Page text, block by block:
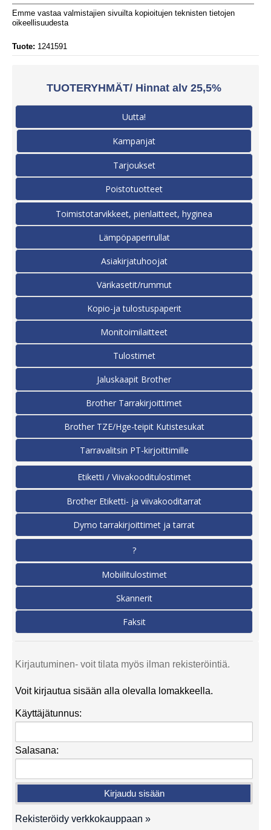
Emme vastaa valmistajien sivuilta kopioitujen teknisten tietojen
oikeellisuudesta
Tuote: 1241591
TUOTERYHMÄT/ Hinnat alv 25,5%
Uutta!
Kampanjat
Tarjoukset
Poistotuotteet
Toimistotarvikkeet, pienlaitteet, hyginea
Lämpöpaperirullat
Asiakirjatuhoojat
Värikasetit/rummut
Kopio-ja tulostuspaperit
Monitoimilaitteet
Tulostimet
Jaluskaapit Brother
Brother Tarrakirjoittimet
Brother TZE/Hge-teipit Kutistesukat
Tarravalitsin PT-kirjoittimille
Etiketti / Viivakooditulostimet
Brother Etiketti- ja viivakooditarrat
Dymo tarrakirjoittimet ja tarrat
?
Mobiilitulostimet
Skannerit
Faksit
Kirjautuminen- voit tilata myös ilman rekisteröintiä.
Voit kirjautua sisään alla olevalla lomakkeella.
Käyttäjätunnus:
Salasana:
Rekisteröidy verkkokauppaan »